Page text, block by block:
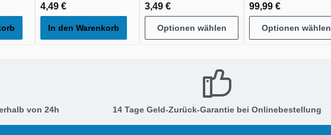
4,49 €
In den Warenkorb
3,49 €
Optionen wählen
99,99 €
Optionen wählen
von 24h 14 Tage Geld-Zurück-Garantie bei Onlinebestellung